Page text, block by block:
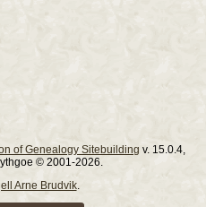
of Genealogy Sitebuilding v. 15.0.4,
© 2001-2026.
Arne Brudvik.